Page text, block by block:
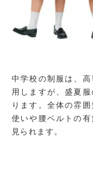
中学校の制服は、
用しますが、盛夏
ります。全体の雰
使いや腰ベルトの
見られます。